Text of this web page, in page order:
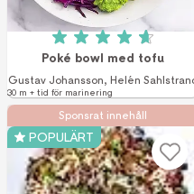
Betyg: 4.7 av 5
Poké bowl med tofu
Gustav Johansson, Helén
30 m + tid för marinering
Sponsrat innehåll
POPULÄRT